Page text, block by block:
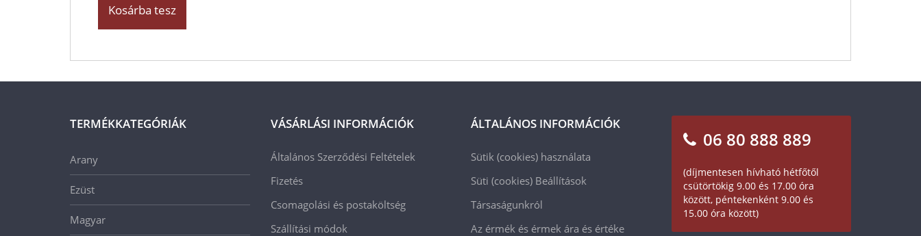
Kosárba tesz
TERMÉKKATEGÓRIÁK
Arany
Ezüst
Magyar
VÁSÁRLÁSI INFORMÁCIÓK
Általános Szerződési Feltételek
Fizetés
Csomagolási és postaköltség
Szállítási módok
ÁLTALÁNOS INFORMÁCIÓK
Sütik (cookies) használata
Süti (cookies) Beállítások
Társaságunkról
Az érmék és érmek ára és értéke
06 80 888 889
(díjmentesen hívható hétfőtől
csütörtökig 9.00 és 17.00 óra
között, péntekenként 9.00 és
15.00 óra között)